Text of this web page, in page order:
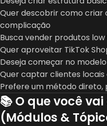
Quer descobrir como criar
complicação
Busca vender produtos
Quer aproveitar TikTok
Deseja começar no
Quer captar clientes locais
Prefere um método
📚 O que você
(Módulos &